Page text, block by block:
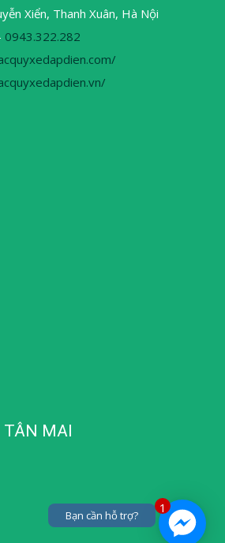
Xiển, Thanh Xuân, Hà Nội
0943.322.282
TÂN MAI
1
Bạn cần hỗ trợ?